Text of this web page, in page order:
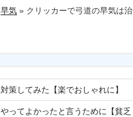
早気 »クリッカーで弓道の早気は治
策してみた【楽でおしゃれに】
ってよかったと言うために【貧乏